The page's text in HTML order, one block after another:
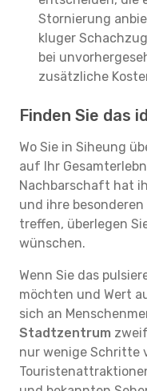
Stornierung
kluger
bei
zusätzliche
Finden Sie das
Wo Sie in Siheung
auf Ihr
Nachbarschaft hat
und ihre besonderen
treffen, überlegen
wünschen.
Wenn Sie das
möchten und Wert
sich an
Stadtzentrum
nur wenige Schritte